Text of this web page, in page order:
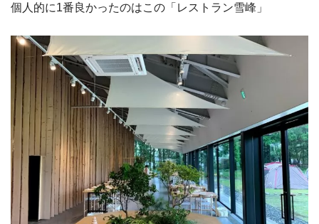
個人的に1番良かったのはこの「レストラン雪峰」